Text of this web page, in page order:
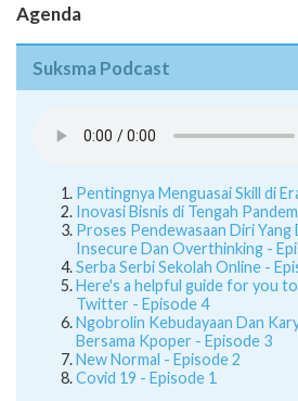
Agenda
Suksma Podcast
Pentingnya Menguasai Skill di
Inovasi Bisnis di Tengah
Proses Pendewasaan Diri Yang
Insecure Dan Overthinking -
Serba Serbi Sekolah Online -
Here's a helpful guide for you
Twitter - Episode 4
Ngobrolin Kebudayaan Dan
Bersama Kpoper - Episode 3
New Normal - Episode 2
Covid 19 - Episode 1